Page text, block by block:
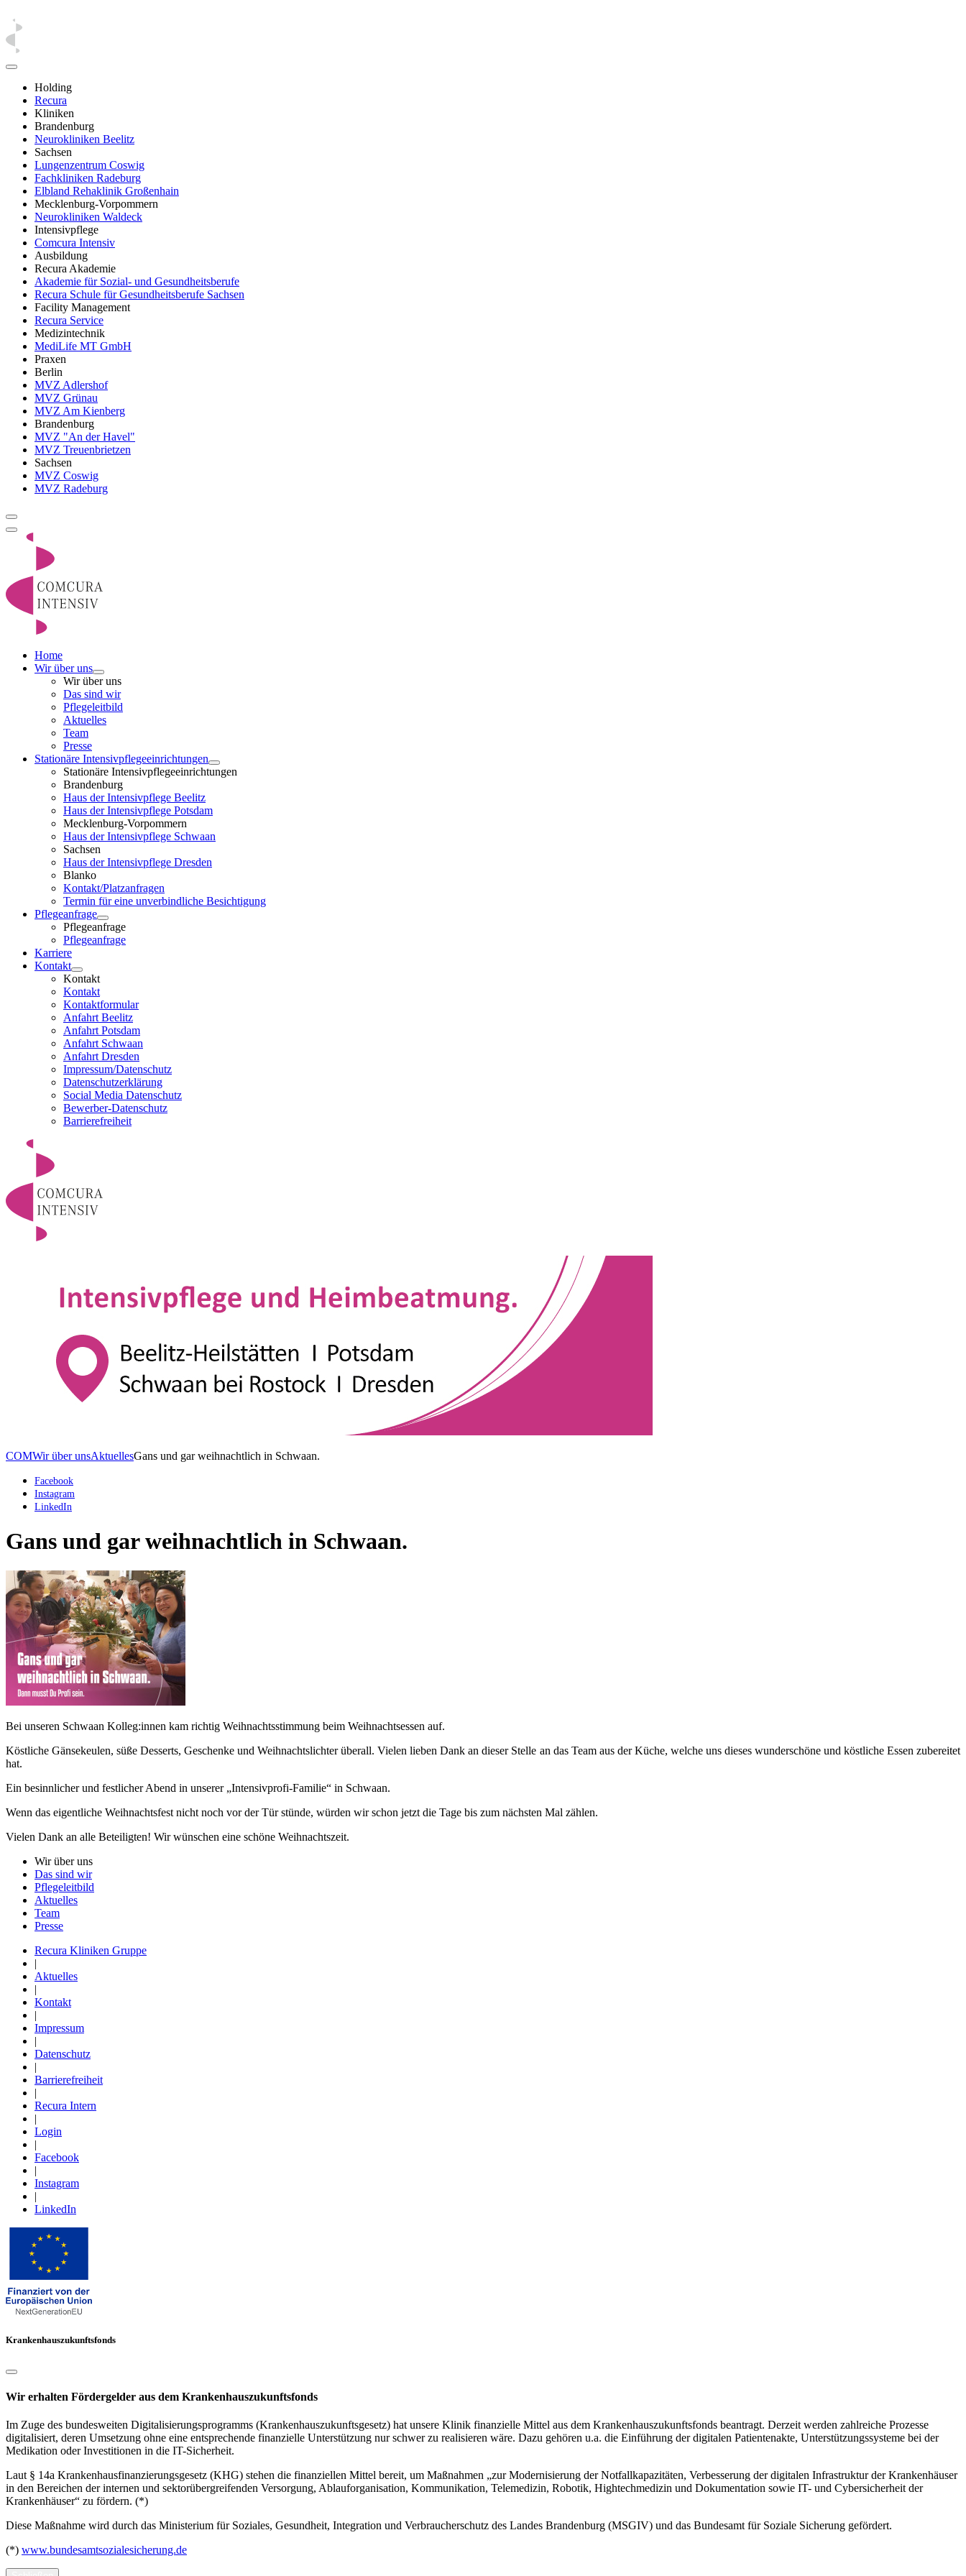
Holding
Recura
Kliniken
Brandenburg
Neurokliniken Beelitz
Sachsen
Lungenzentrum Coswig
Fachkliniken Radeburg
Elbland Rehaklinik Großenhain
Mecklenburg-Vorpommern
Neurokliniken Waldeck
Intensivpflege
Comcura Intensiv
Ausbildung
Recura Akademie
Akademie für Sozial- und Gesundheitsberufe
Recura Schule für Gesundheitsberufe Sachsen
Facility Management
Recura Service
Medizintechnik
MediLife MT GmbH
Praxen
Berlin
MVZ Adlershof
MVZ Grünau
MVZ Am Kienberg
Brandenburg
MVZ "An der Havel"
MVZ Treuenbrietzen
Sachsen
MVZ Coswig
MVZ Radeburg
Home
Wir über uns
Wir über uns
Das sind wir
Pflegeleitbild
Aktuelles
Team
Presse
Stationäre Intensivpflegeeinrichtungen
Stationäre Intensivpflegeeinrichtungen
Brandenburg
Haus der Intensivpflege Beelitz
Haus der Intensivpflege Potsdam
Mecklenburg-Vorpommern
Haus der Intensivpflege Schwaan
Sachsen
Haus der Intensivpflege Dresden
Blanko
Kontakt/Platzanfragen
Termin für eine unverbindliche Besichtigung
Pflegeanfrage
Pflegeanfrage
Pflegeanfrage
Karriere
Kontakt
Kontakt
Kontakt
Kontaktformular
Anfahrt Beelitz
Anfahrt Potsdam
Anfahrt Schwaan
Anfahrt Dresden
Impressum/Datenschutz
Datenschutzerklärung
Social Media Datenschutz
Bewerber-Datenschutz
Barrierefreiheit
COMWir über unsAktuellesGans und gar weihnachtlich in Schwaan.
Facebook
Instagram
LinkedIn
Gans und gar weihnachtlich in Schwaan.
Bei unseren Schwaan Kolleg:innen kam richtig Weihnachtsstimmung beim Weihnachtsessen auf.
Köstliche Gänsekeulen, süße Desserts, Geschenke und Weihnachtslichter überall. Vielen lieben Dank an dieser Stelle an das Team aus der Küche, welche uns dieses wunderschöne und köstliche Essen zubereitet
hat.
Ein besinnlicher und festlicher Abend in unserer „Intensivprofi-Familie“ in Schwaan.
Wenn das eigentliche Weihnachtsfest nicht noch vor der Tür stünde, würden wir schon jetzt die Tage bis zum nächsten Mal zählen.
Vielen Dank an alle Beteiligten! Wir wünschen eine schöne Weihnachtszeit.
Wir über uns
Das sind wir
Pflegeleitbild
Aktuelles
Team
Presse
Recura Kliniken Gruppe
|
Aktuelles
|
Kontakt
|
Impressum
|
Datenschutz
|
Barrierefreiheit
|
Recura Intern
|
Login
|
Facebook
|
Instagram
|
LinkedIn
Krankenhauszukunftsfonds
Wir erhalten Fördergelder aus dem Krankenhauszukunftsfonds
Im Zuge des bundesweiten Digitalisierungsprogramms (Krankenhauszukunftsgesetz) hat unsere Klinik finanzielle Mittel aus dem Krankenhauszukunftsfonds beantragt. Derzeit werden zahlreiche Prozesse
digitalisiert, deren Umsetzung ohne eine entsprechende finanzielle Unterstützung nur schwer zu realisieren wäre. Dazu gehören u.a. die Einführung der digitalen Patientenakte, Unterstützungssysteme bei der
Medikation oder Investitionen in die IT-Sicherheit.
Laut § 14a Krankenhausfinanzierungsgesetz (KHG) stehen die finanziellen Mittel bereit, um Maßnahmen „zur Modernisierung der Notfallkapazitäten, Verbesserung der digitalen Infrastruktur der Krankenhäuser
in den Bereichen der internen und sektorübergreifenden Versorgung, Ablauforganisation, Kommunikation, Telemedizin, Robotik, Hightechmedizin und Dokumentation sowie IT- und Cybersicherheit der
Krankenhäuser“ zu fördern. (*)
Diese Maßnahme wird durch das Ministerium für Soziales, Gesundheit, Integration und Verbraucherschutz des Landes Brandenburg (MSGIV) und das Bundesamt für Soziale Sicherung gefördert.
(*) www.bundesamtsozialesicherung.de